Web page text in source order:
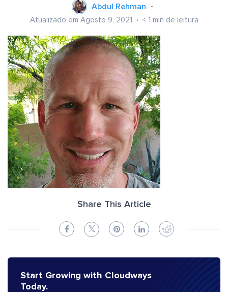
Abdul Rehman
Atualizado em Agosto 9, 2021 < 1 min de leitura
Share This Article
Start Growing with Cloudways
Today.